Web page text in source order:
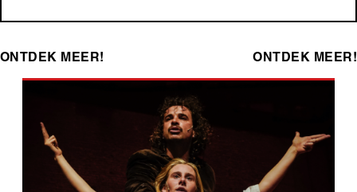
ONTDEK MEER! ONTDEK MEER!